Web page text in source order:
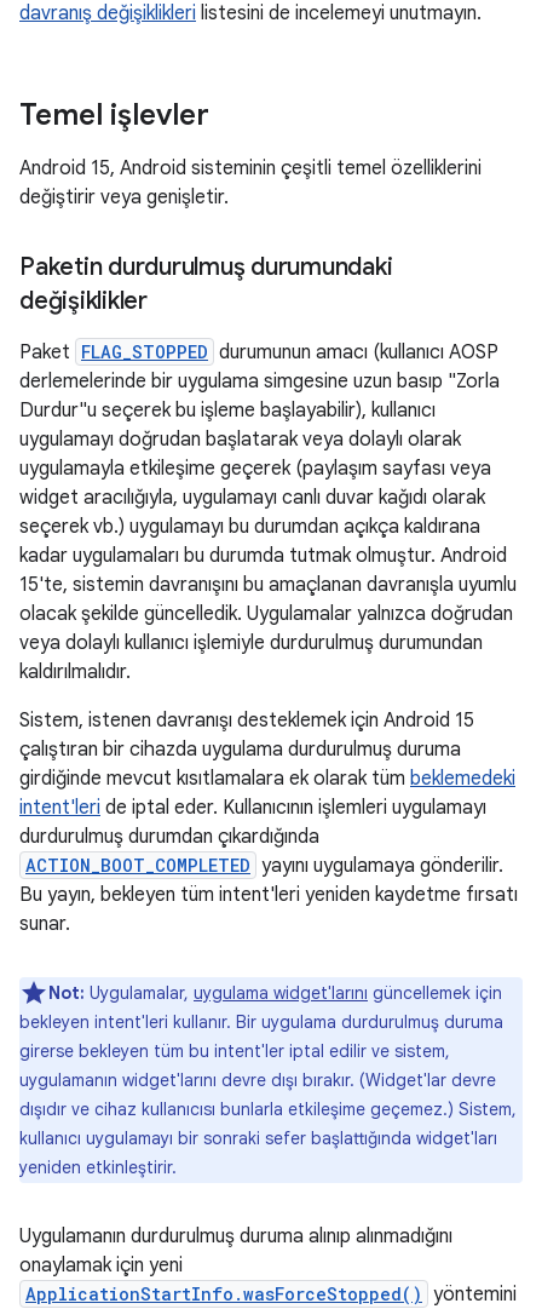
davranış değişiklikleri listesini de incelemeyi unutmayın.
Temel işlevler
Android 15, Android sisteminin çeşitli temel özelliklerini
değiştirir veya genişletir.
Paketin durdurulmuş durumundaki
değişiklikler
Paket FLAG_STOPPED durumunun amacı (kullanıcı AOSP
derlemelerinde bir uygulama simgesine uzun basıp "Zorla
Durdur"u seçerek bu işleme başlayabilir), kullanıcı
uygulamayı doğrudan başlatarak veya dolaylı olarak
uygulamayla etkileşime geçerek (paylaşım sayfası veya
widget aracılığıyla, uygulamayı canlı duvar kağıdı olarak
seçerek vb.) uygulamayı bu durumdan açıkça kaldırana
kadar uygulamaları bu durumda tutmak olmuştur. Android
15'te, sistemin davranışını bu amaçlanan davranışla uyumlu
olacak şekilde güncelledik. Uygulamalar yalnızca doğrudan
veya dolaylı kullanıcı işlemiyle durdurulmuş durumundan
kaldırılmalıdır.
Sistem, istenen davranışı desteklemek için Android 15
çalıştıran bir cihazda uygulama durdurulmuş duruma
girdiğinde mevcut kısıtlamalara ek olarak tüm beklemedeki
intent'leri de iptal eder. Kullanıcının işlemleri uygulamayı
durdurulmuş durumdan çıkardığında
ACTION_BOOT_COMPLETED yayını uygulamaya gönderilir.
Bu yayın, bekleyen tüm intent'leri yeniden kaydetme fırsatı
sunar.
Not: Uygulamalar, uygulama widget'larını güncellemek için
bekleyen intent'leri kullanır. Bir uygulama durdurulmuş duruma
girerse bekleyen tüm bu intent'ler iptal edilir ve sistem,
uygulamanın widget'larını devre dışı bırakır. (Widget'lar devre
dışıdır ve cihaz kullanıcısı bunlarla etkileşime geçemez.) Sistem,
kullanıcı uygulamayı bir sonraki sefer başlattığında widget'ları
yeniden etkinleştirir.
Uygulamanın durdurulmuş duruma alınıp alınmadığını
onaylamak için yeni
ApplicationStartInfo.wasForceStopped() yöntemini